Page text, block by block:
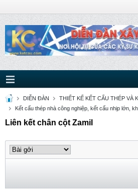
DIỄN ĐÀN
THIẾT KẾ KẾT CẤU THÉP VÀ
Kết cấu thép nhà công nghiệp, kết cấu nhịp lớn,
Liên kết chân cột Zamil